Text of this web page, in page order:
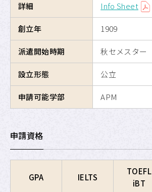
詳細 Info Sheet
創立年 1909
派遣開始時期 秋セメスター
設立形態 公立
申請可能学部 APM
申請資格
GPA IELTS
TOEFL
iBT
サイトポリシー
プライバシーポリシー
APU公式Webサイト
APU SALC
APU サービスラーニング・
APU 学生留学アドバイザー